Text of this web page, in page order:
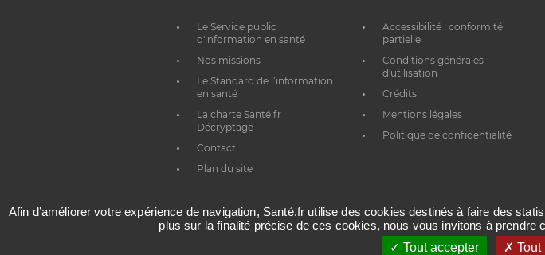
Le Service public
d'information en santé
Nos missions
Le Standard de l’information
en santé
La charte Santé.fr
Décryptage
Contact
Plan du site
Accessibilité : conformité
partielle
Conditions générales
d'utilisation
Crédits
Mentions légales
Politique de confidentialité
Afin d’améliorer votre expérience de navigation, Santé.fr utilise des cookies destinés à faire des
plus sur la finalité précise de ces cookies, nous vous invitons à prendre
Tout accepter
Tout